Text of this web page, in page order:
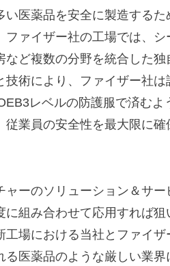
医薬品を安全に製造する
ァイザー社の工場では、
ど複数の分野を統合した独
術により、ファイザー社
レベルの防護服で済むよ
業員の安全性を最大限に
ーのソリューション＆サ
組み合わせて応用すれば
場における当社とファイ
る医薬品のような厳しい業